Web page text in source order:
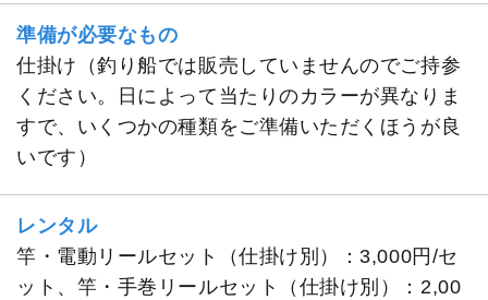
準備が必要なもの
仕掛け（釣り船では販売していませんのでご持参
ください。日によって当たりのカラーが異なりま
すで、いくつかの種類をご準備いただくほうが良
いです）
レンタル
竿・電動リールセット（仕掛け別）：3,000円/セ
ット、竿・手巻リールセット（仕掛け別）：2,00